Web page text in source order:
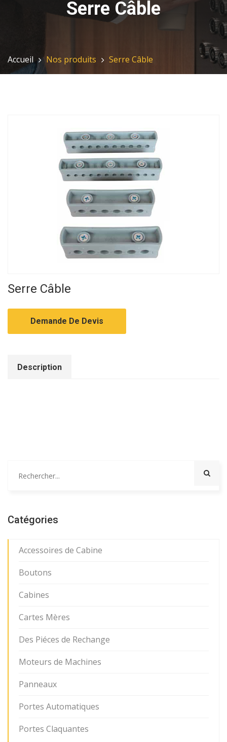
Serre Câble
Accueil Nos produits Serre Câble
Serre Câble
Demande De Devis
Description
Catégories
Accessoires de Cabine
Boutons
Cabines
Cartes Mères
Des Piéces de Rechange
Moteurs de Machines
Panneaux
Portes Automatiques
Portes Claquantes